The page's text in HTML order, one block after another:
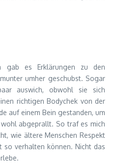
gab es Erklärungen zu den
umher geschubst. Sogar
auswich, obwohl sie sich
richtigen Bodychek von der
auf einem Bein gestanden, um
abgeprallt. So traf es mich
wie ältere Menschen Respekt
so verhalten können. Nicht das